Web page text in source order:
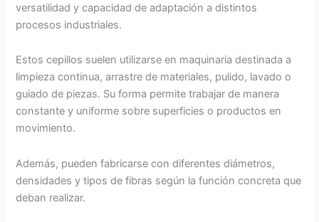
versatilidad y capacidad de adaptación a distintos
procesos industriales.
Estos cepillos suelen utilizarse en maquinaria destinada a
limpieza continua, arrastre de materiales, pulido, lavado o
guiado de piezas. Su forma permite trabajar de manera
constante y uniforme sobre superficies o productos en
movimiento.
Además, pueden fabricarse con diferentes diámetros,
densidades y tipos de fibras según la función concreta que
deban realizar.